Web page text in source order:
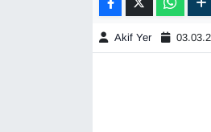
Akif Yer